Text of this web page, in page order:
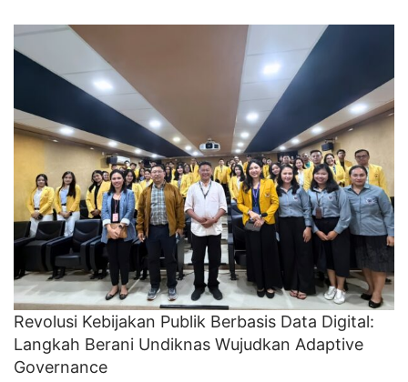
Revolusi Kebijakan Publik Berbasis Data Digital:
Langkah Berani Undiknas Wujudkan Adaptive
Governance